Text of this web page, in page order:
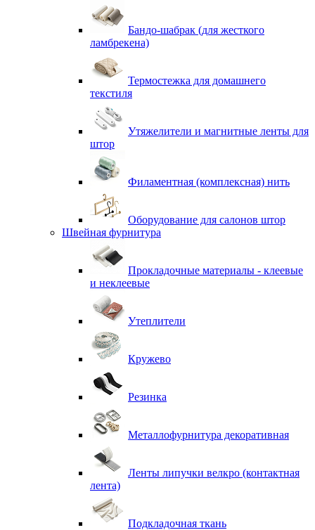
Бандо-шабрак (для жесткого
ламбрекена)
Термостежка для домашнего
текстиля
Утяжелители и магнитные ленты для
штор
Филаментная (комплексная) нить
Оборудование для салонов штор
Швейная фурнитура
Прокладочные материалы - клеевые
и неклеевые
Утеплители
Кружево
Резинка
Металлофурнитура декоративная
Ленты липучки велкро (контактная
лента)
Подкладочная ткань